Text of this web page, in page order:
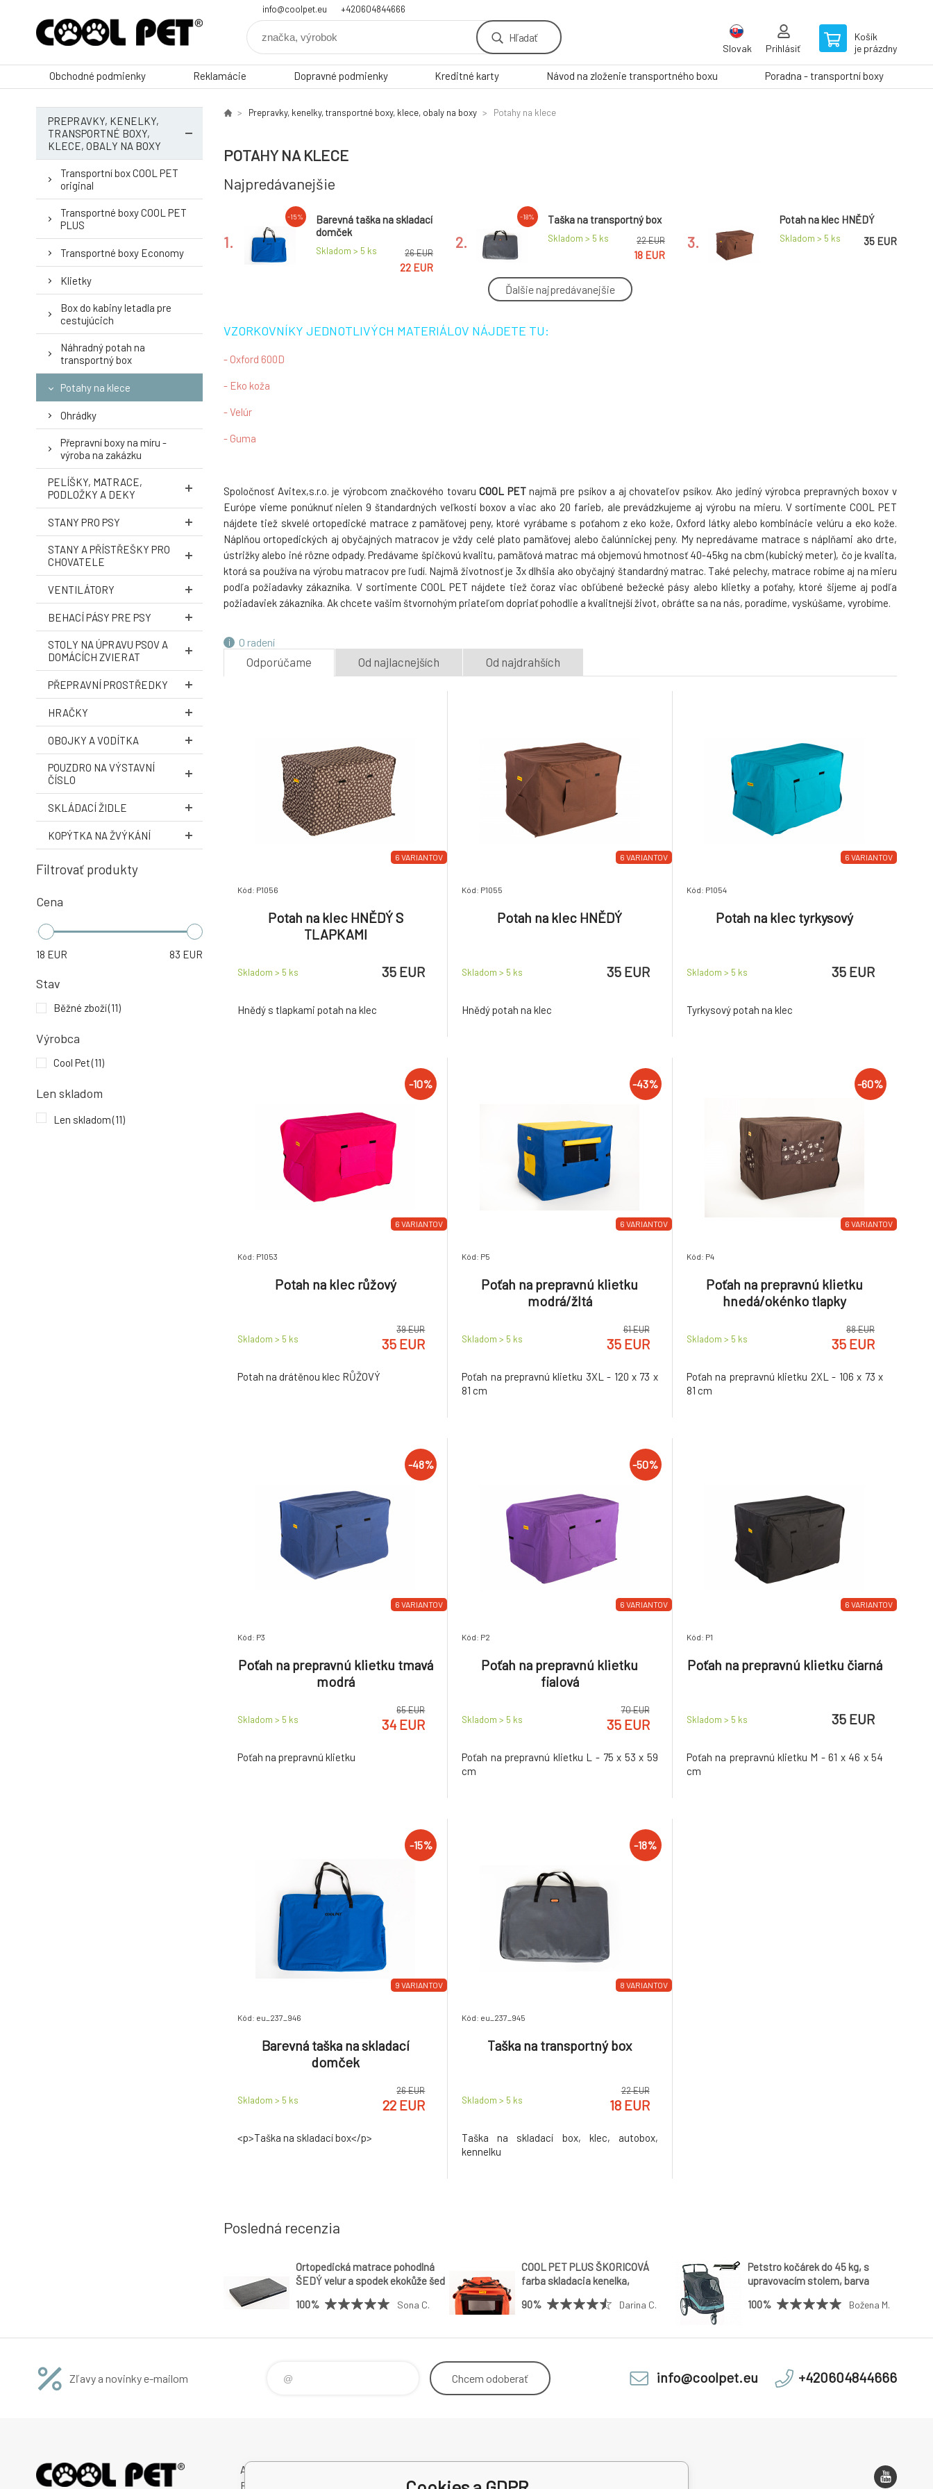
info@coolpet.eu +420604844666
Hľadať
Slovak Prihlásiť
Košík
je prázdny
Obchodné podmienky Reklamácie Dopravné podmienky Kreditné karty Návod na zloženie transportného boxu Poradna - transportní boxy
PREPRAVKY, KENELKY,
TRANSPORTNÉ BOXY,
KLECE, OBALY NA BOXY
Transportní box COOL PET
original
Transportné boxy COOL PET
PLUS
Transportné boxy Economy
Klietky
Box do kabiny letadla pre
cestujúcich
Náhradný potah na
transportný box
Potahy na klece
Ohrádky
Přepravní boxy na míru -
výroba na zakázku
PELÍŠKY, MATRACE,
PODLOŽKY A DEKY
STANY PRO PSY
STANY A PŘÍSTŘEŠKY PRO
CHOVATELE
VENTILÁTORY
BEHACÍ PÁSY PRE PSY
STOLY NA ÚPRAVU PSOV A
DOMÁCÍCH ZVIERAT
PŘEPRAVNÍ PROSTŘEDKY
HRAČKY
OBOJKY A VODÍTKA
POUZDRO NA VÝSTAVNÍ
ČÍSLO
SKLÁDACÍ ŽIDLE
KOPÝTKA NA ŽVÝKÁNÍ
Filtrovať produkty
Cena
18 EUR 83 EUR
Stav
Běžné zboží(11)
Výrobca
Cool Pet(11)
Len skladom
Len skladom(11)
Prepravky, kenelky, transportné boxy, klece, obaly na boxy Potahy na klece
POTAHY NA KLECE
Najpredávanejšie
1.
-15%
Barevná taška na skladací
domček
Skladom > 5 ks 26 EUR
22 EUR
2.
-18% Taška na transportný box
Skladom > 5 ks 22 EUR
18 EUR
3.
Potah na klec HNĚDÝ
Skladom > 5 ks 35 EUR
Skladom > 5ks 35 EUR
-48%
Poťah na prepravnú
Ďalšie najpredávanejšie
VZORKOVNÍKY JEDNOTLIVÝCH MATERIÁLOV NÁJDETE TU:
- Oxford 600D
- Eko koža
- Velúr
- Guma
Spoločnosť Avitex,s.r.o. je výrobcom značkového tovaruCOOL PETnajmä pre psíkov a aj chovateľov psíkov. Ako jediný výrobca prepravných boxov v
Európe vieme ponúknuť nielen 9 štandardných veľkostí boxov a viac ako 20 farieb, ale prevádzkujeme aj výrobu na mieru. V sortimente COOL PET
nájdete tiež skvelé ortopedické matrace z pamäťovej peny, ktoré vyrábame s poťahom z eko kože, Oxford látky alebo kombinácie velúru a eko kože.
Náplňou ortopedických aj obyčajných matracov je vždy celé plato pamäťovej alebo čalúnnickej peny. My nepredávame matrace s náplňami ako drte,
ústrižky alebo iné rôzne odpady. Predávame špičkovú kvalitu, pamäťová matrac má objemovú hmotnosť 40-45kg na cbm (kubický meter), čo je kvalita,
ktorá sa používa na výrobu matracov pre ľudí. Najmä životnosť je 3x dlhšia ako obyčajný štandardný matrac. Také pelechy, matrace robíme aj na mieru
podľa požiadavky zákazníka. V sortimente COOL PET nájdete tiež čoraz viac obľúbené bežecké pásy alebo klietky a poťahy, ktoré šijeme aj podľa
požiadaviek zákazníka. Ak chcete vašim štvornohým priateľom dopriať pohodlie a kvalitnejší život, obráťte sa na nás, poradíme, vyskúšame, vyrobíme.
O radení
Odporúčame Od najlacnejších Od najdrahších
6 VARIANTOV
Kód: P1056
Potah na klec HNĚDÝ S
TLAPKAMI
Skladom > 5 ks 35 EUR
Hnědý s tlapkami potah na klec
6 VARIANTOV
Kód: P1055
Potah na klec HNĚDÝ
Skladom > 5 ks 35 EUR
Hnědý potah na klec
6 VARIANTOV
Kód: P1054
Potah na klec tyrkysový
Skladom > 5 ks 35 EUR
Tyrkysový potah na klec
6 VARIANTOV
-10%
Kód: P1053
Potah na klec růžový
Skladom > 5 ks
39 EUR
35 EUR
Potah na drátěnou klec RŮŽOVÝ
6 VARIANTOV
-43%
Kód: P5
Poťah na prepravnú klietku
modrá/žltá
Skladom > 5 ks
61 EUR
35 EUR
Poťah na prepravnú klietku 3XL - 120 x 73 x
81 cm
6 VARIANTOV
-60%
Kód: P4
Poťah na prepravnú klietku
hnedá/okénko tlapky
Skladom > 5 ks
88 EUR
35 EUR
Poťah na prepravnú klietku 2XL - 106 x 73 x
81 cm
6 VARIANTOV
-48%
Kód: P3
Poťah na prepravnú klietku tmavá
modrá
Skladom > 5 ks
65 EUR
34 EUR
Poťah na prepravnú klietku
6 VARIANTOV
-50%
Kód: P2
Poťah na prepravnú klietku
fialová
Skladom > 5 ks
70 EUR
35 EUR
Poťah na prepravnú klietku L - 75 x 53 x 59
cm
6 VARIANTOV
Kód: P1
Poťah na prepravnú klietku čiarná
Skladom > 5 ks 35 EUR
Poťah na prepravnú klietku M - 61 x 46 x 54
cm
9 VARIANTOV
-15%
Kód: eu_237_946
Barevná taška na skladací
domček
Skladom > 5 ks
26 EUR
22 EUR
<p>Taška na skladací box</p>
8 VARIANTOV
-18%
Kód: eu_237_945
Taška na transportný box
Skladom > 5 ks
22 EUR
18 EUR
Taška na skladací box, klec, autobox,
kennelku
Posledná recenzia
Ortopedická matrace pohodlná
ŠEDÝ velur a spodek ekokůže šedá
100% Sona C.
COOL PET PLUS ŠKORICOVÁ
farba skladacia kenelka,
velikostí
90% Darina C.
Petstro kočárek do 45 kg, s
upravovacím stolem, barva
zdarma
100% Božena M.
Zľavy a novinky e-mailom Chcem odoberať info@coolpet.eu +420604844666
Avitex,s.r.o.
Rybná 716/24
Kontakt